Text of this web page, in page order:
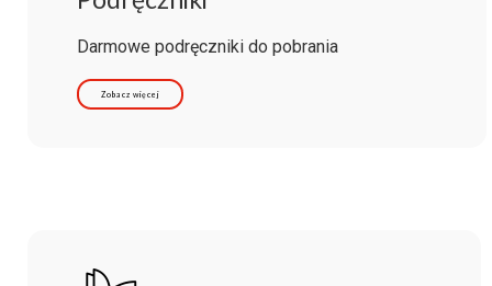
Darmowe podręczniki do pobrania
Zobacz więcej